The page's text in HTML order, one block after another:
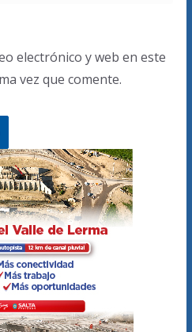
electrónico y web en este
vez que comente.